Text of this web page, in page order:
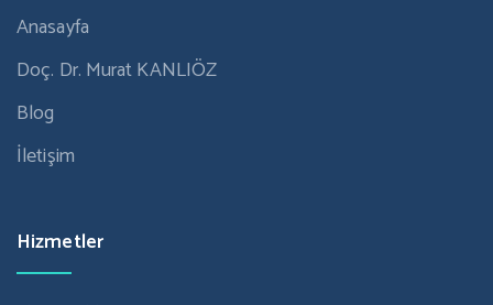
Anasayfa
Doç. Dr. Murat KANLIÖZ
Blog
İletişim
Hizmetler